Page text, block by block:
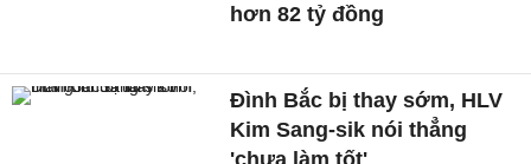
hơn 82 tỷ đồng
Đình Bắc bị thay sớm, HLV
Kim Sang-sik nói thẳng